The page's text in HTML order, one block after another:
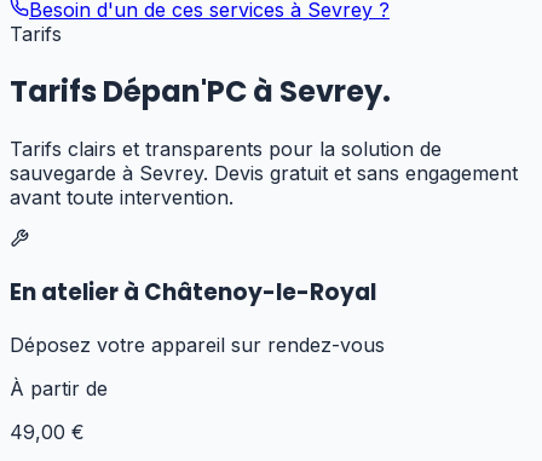
Besoin d'un de ces services à Sevrey ?
Tarifs
Tarifs Dépan'PC à Sevrey.
Tarifs clairs et transparents pour la solution de
sauvegarde à Sevrey. Devis gratuit et sans engagement
avant toute intervention.
En atelier à Châtenoy-le-Royal
Déposez votre appareil sur rendez-vous
À partir de
49,00 €